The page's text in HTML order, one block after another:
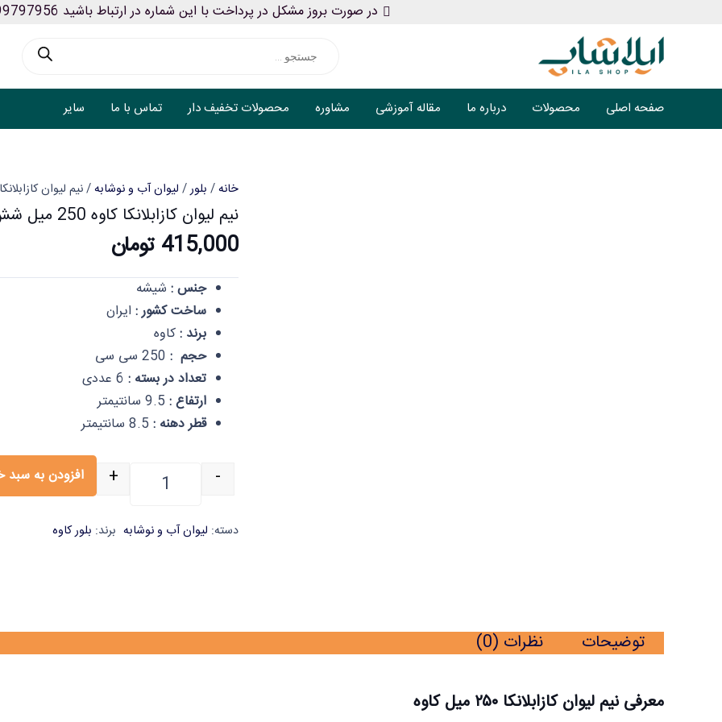
در صورت بروز مشکل در پرداخت با این شماره در ارتباط باشید 09199797956
search
صفحه اصلی محصولات درباره ما مقاله آموزشی مشاوره محصولات تخفیف دار تماس با ما سایر
خانه/ بلور/ لیوان آب و نوشابه/ نیم لیوان کازابلانکا کاوه 250 میل
نیم لیوان کازابلانکا کاوه 250 میل شش عددی ایلا
415,000تومان
جنس : شیشه
ساخت کشور : ایران
برند :کاوه
حجم :
تعداد در بسته :
ارتفاع :
قطر دهنه :
-
+ افزودن به سبد
دسته: لیوان آب و نوشابه برند: بلور کاوه
توضیحات نظرات (0)
معرفی نیم لیوان کازابلانکا ۲۵۰ میل کاوه